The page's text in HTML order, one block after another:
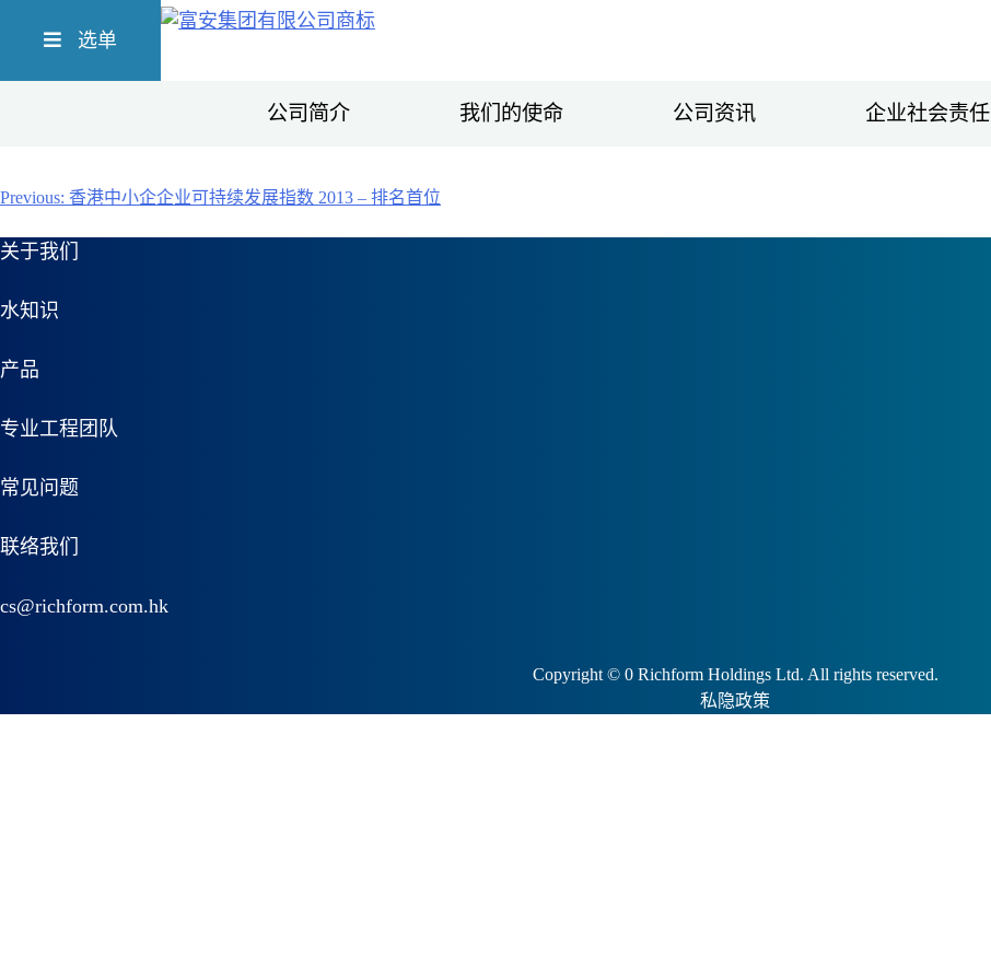
选单
公司简介 我们的使命 公司资讯 企业社会责任
文
章
航
Previous: 香港中小企企业可持续发展指数 2013 – 排名首位
关于我们
水知识
产品
专业工程团队
常见问题
联络我们
cs@richform.com.hk
Copyright © 0Richform Holdings Ltd. All rights reserved.
私隐政策